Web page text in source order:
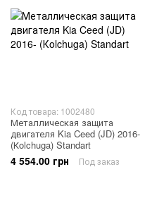
Код товара: 1002480
Металлическая защита
двигателя Kia Ceed (JD) 2016-
(Кolchuga) Standart
4 554.00 грн Под заказ